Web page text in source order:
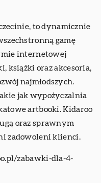
to dynamicznie
gamę
internetowej
książki oraz akcesoria,
najmłodszych.
jak wypożyczalnia
artbooki. Kidaroo
oraz sprawnym
zadowoleni klienci.
zabawki-dla-4-